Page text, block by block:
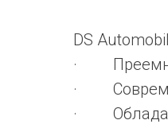
DS
·
·
·